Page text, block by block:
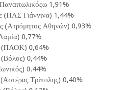
1,91%
(ΠΑΣ Γιάννινα) 1,44%
(Ατρόμητος Αθηνών) 0,93%
0,77%
(ΠΑΟΚ) 0,64%
(Βόλος) 0,44%
0,44%
Τρίπολης) 0,40%